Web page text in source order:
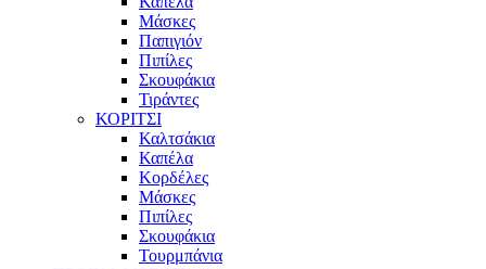
Μάσκες
Παπιγιόν
Πιπίλες
Σκουφάκια
Τιράντες
ΚΟΡΙΤΣΙ
Καλτσάκια
Καπέλα
Κορδέλες
Μάσκες
Πιπίλες
Σκουφάκια
Τουρμπάνια